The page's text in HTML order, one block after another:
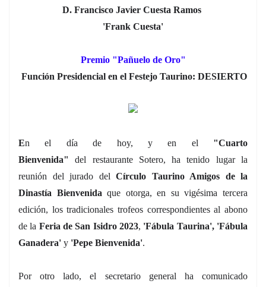
D. Francisco Javier Cuesta Ramos
'Frank Cuesta'
Premio "Pañuelo de Oro"
Función Presidencial en el Festejo Taurino: DESIERTO
En el día de hoy, y en el "Cuarto
Bienvenida"
del restaurante Sotero, ha tenido lugar la
reunión del jurado del Círculo Taurino Amigos de la
Dinastía Bienvenida que otorga, en su vigésima tercera
edición, los tradicionales trofeos correspondientes al abono
de la Feria de San Isidro 2023, 'Fábula Taurina', 'Fábula
Ganadera' y 'Pepe Bienvenida'.
Por otro lado, el secretario general ha comunicado